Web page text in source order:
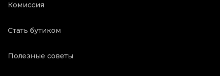
Комиссия
Стать бутиком
Полезные советы